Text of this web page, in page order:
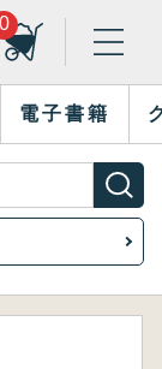
0
電子書籍